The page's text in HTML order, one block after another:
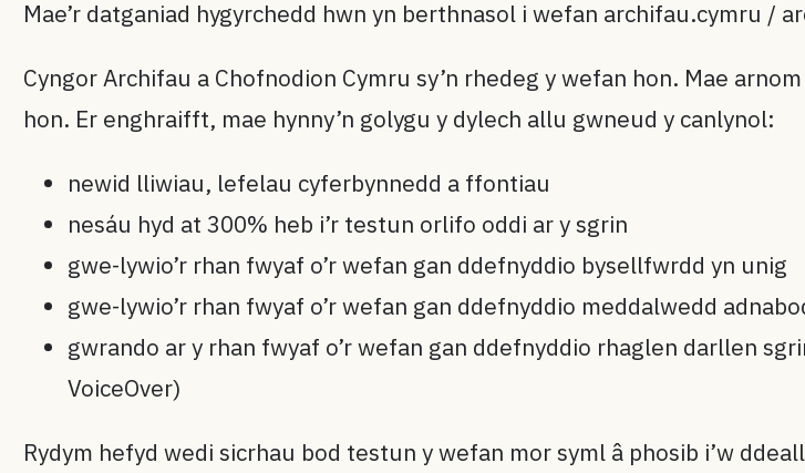
Mae’r datganiad hygyrchedd hwn yn berthnasol i wefan archifau.cymru /
Cyngor Archifau a Chofnodion Cymru sy’n rhedeg y wefan hon. Mae
hon. Er enghraifft, mae hynny’n golygu y dylech allu gwneud y canlynol:
newid lliwiau, lefelau cyferbynnedd a ffontiau
nesáu hyd at 300% heb i’r testun orlifo oddi ar y sgrin
gwe-lywio’r rhan fwyaf o’r wefan gan ddefnyddio bysellfwrdd yn unig
gwe-lywio’r rhan fwyaf o’r wefan gan ddefnyddio meddalwedd
gwrando ar y rhan fwyaf o’r wefan gan ddefnyddio rhaglen darllen
VoiceOver)
Rydym hefyd wedi sicrhau bod testun y wefan mor syml â phosib i’w